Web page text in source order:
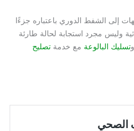
إلى الشفط الدوري باعتباره جزءًا
وليس مجرد استجابة لحالة طارئة
تسليك البالوعة مع خدمة تصليح